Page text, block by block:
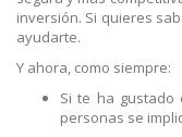
inversión. Si quieres
ayudarte.
Y ahora, como siempre:
Si te ha gustado
personas se